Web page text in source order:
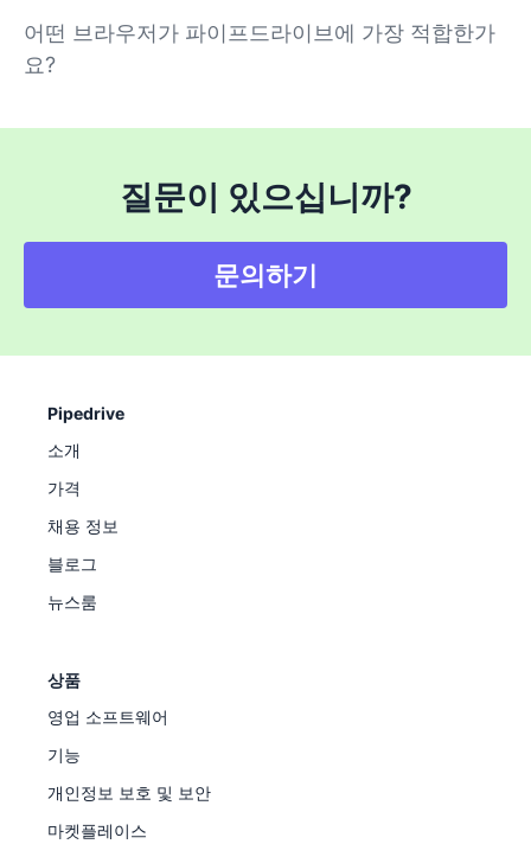
어떤 브라우저가 파이프드라이브에 가장 적합한가
요?
질문이 있으십니까?
문의하기
Pipedrive
소개
가격
채용 정보
블로그
뉴스룸
상품
영업 소프트웨어
기능
개인정보 보호 및 보안
마켓플레이스